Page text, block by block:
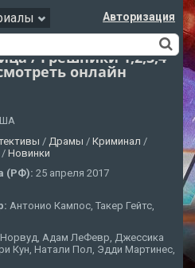
Авторизация
/ Грешники 1,2,3,4
онлайн
/ Драмы / Криминал /
/ Новинки
(РФ): 25 апреля 2017
Антонио Кампос, Такер Гейтс,
Адам ЛеФевр, Джессика
Кун, Натали Пол, Эдди Мартинес,